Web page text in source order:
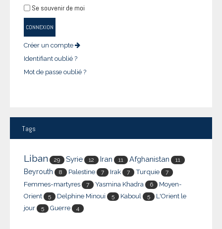
Se souvenir de moi
CONNEXION
Créer un compte
Identifiant oublié ?
Mot de passe oublié ?
Tags
Liban 29 Syrie 12 Iran 11 Afghanistan 11
Beyrouth 8 Palestine 7 Irak 7 Turquie 7
Femmes-martyres 7 Yasmina Khadra 6
Moyen-
Orient
5 Delphine Minoui 5 Kaboul 5
L'Orient le
jour
5 Guerre 4